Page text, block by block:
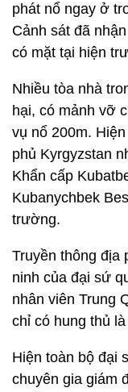
phát nổ ngay ở
Cảnh sát đã
có mặt tại hiện
Nhiều tòa nhà
hại, có mảnh vỡ
vụ nổ 200m.
phủ Kyrgyzstan
Khẩn cấp
Kubanychbek
trường.
Truyền thông địa
ninh của đại sứ
nhân viên Trung
chỉ có hung thủ
Hiện toàn bộ đại
chuyên gia giám